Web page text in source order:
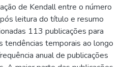
de Kendall entre o número
leitura do título e resumo
113 publicações para
temporais ao longo
anual de publicações